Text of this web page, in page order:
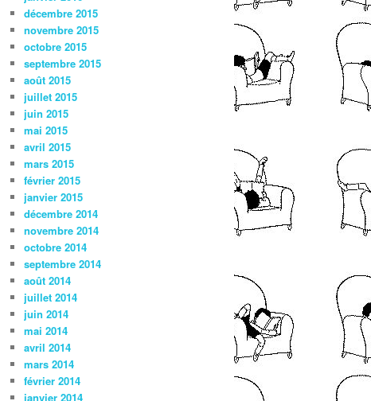
décembre 2015
novembre 2015
octobre 2015
septembre 2015
août 2015
juillet 2015
juin 2015
mai 2015
avril 2015
mars 2015
février 2015
janvier 2015
décembre 2014
novembre 2014
octobre 2014
septembre 2014
août 2014
juillet 2014
juin 2014
mai 2014
avril 2014
mars 2014
février 2014
janvier 2014